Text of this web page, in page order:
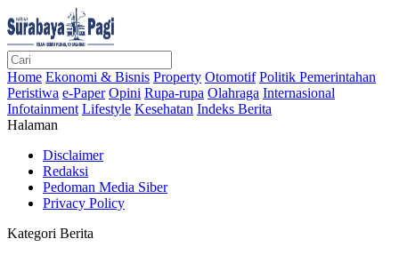
Home Ekonomi & Bisnis Property Otomotif Politik Pemerintahan
Peristiwa e-Paper Opini Rupa-rupa Olahraga Internasional
Infotainment Lifestyle Kesehatan Indeks Berita
Halaman
Disclaimer
Redaksi
Pedoman Media Siber
Privacy Policy
Kategori Berita